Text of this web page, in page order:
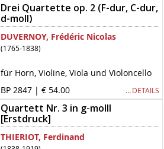
Drei Quartette op. 2 (F-dur, C-dur,
d-moll)
DUVERNOY, Frédéric Nicolas
(1765-1838)
für Horn, Violine, Viola und Violoncello
BP 2847 | € 54.00 … DETAILS
Quartett Nr. 3 in g-molll
[Erstdruck]
THIERIOT, Ferdinand